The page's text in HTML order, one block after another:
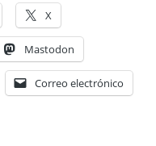
X
Mastodon
Correo electrónico